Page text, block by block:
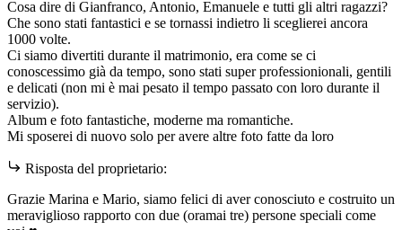
Cosa dire di Gianfranco, Antonio, Emanuele e tutti gli altri ragazzi?
Che sono stati fantastici e se tornassi indietro li sceglierei ancora
1000 volte.
Ci siamo divertiti durante il matrimonio, era come se ci
conoscessimo già da tempo, sono stati super professionionali, gentili
e delicati (non mi è mai pesato il tempo passato con loro durante il
servizio).
Album e foto fantastiche, moderne ma romantiche.
Mi sposerei di nuovo solo per avere altre foto fatte da loro
Risposta del proprietario:
Grazie Marina e Mario, siamo felici di aver conosciuto e costruito un
meraviglioso rapporto con due (oramai tre) persone speciali come